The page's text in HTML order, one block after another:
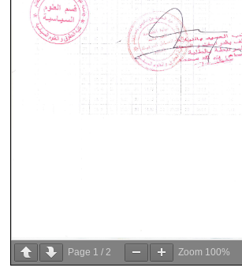
Page 1 / 2 Zoom 100%